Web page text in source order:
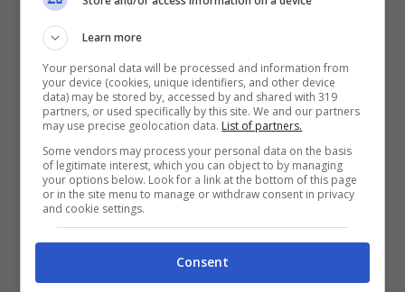
Roberto Rambaudi e Vincenzo D’Amico
Ma c’è anche chi prova ad andare oltre,
comeRiccardo Cucchi, storico
Learn more
Your personal data will be processed and information from
your device (cookies, unique identifiers, and other device
data) may be stored by, accessed by and shared with 319
partners, or used specifically by this site. We and our partners
may use precise geolocation data. List of partners.
Some vendors may process your personal data on the basis
of legitimate interest, which you can object to by managing
your options below. Look for a link at the bottom of this page
or in the site menu to manage or withdraw consent in privacy
and cookie settings.
Consent